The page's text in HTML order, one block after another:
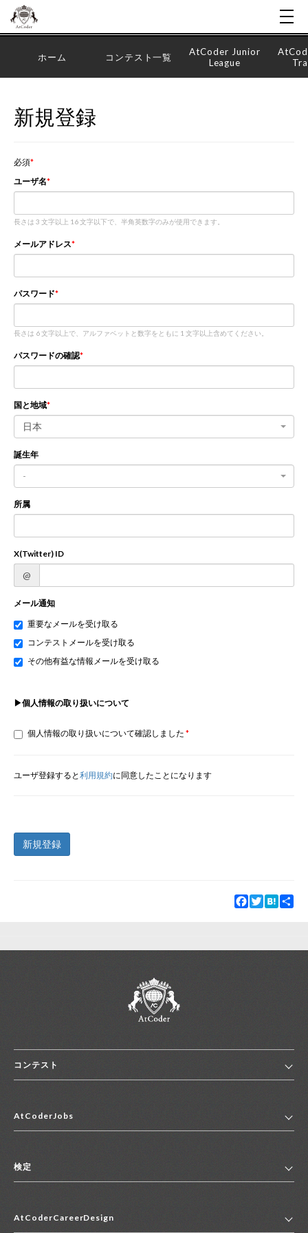
ホーム コンテスト一覧
AtCoder Junior
League
新規登録
必須
ユーザ名
長さは 3 文字以上 16 文字以下で、半角英数字のみが使用できます。
メールアドレス
パスワード
長さは 6 文字以上で、アルファベットと数字をともに 1 文字以上含めてください。
パスワードの確認
国と地域
日本
誕生年
-
所属
X(Twitter) ID
@
メール通知
重要なメールを受け取る
コンテストメールを受け取る
その他有益な情報メールを受け取る
▶個人情報の取り扱いについて
個人情報の取り扱いについて確認しました
ユーザ登録すると利用規約に同意したことになります
新規登録
Facebook
TwitterHatena
コンテスト
コンテスト一覧
便利リンク集
AtCoderJobs
2027年新卒採用求人一覧
中途採用求人一覧
検定
マイページ
AtCoderCareerDesign